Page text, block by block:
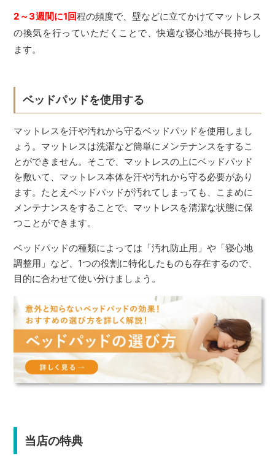
2～3週間に1回程の頻度で、壁などに立てかけてマットレス
の換気を行っていただくことで、快適な寝心地が長持ちし
ます。
ベッドパッドを使用する
マットレスを汗や汚れから守るベッドパッドを使用しまし
ょう。マットレスは洗濯など簡単にメンテナンスをするこ
とができません。そこで、マットレスの上にベッドパッド
を敷いて、マットレス本体を汗や汚れから守る必要があり
ます。たとえベッドパッドが汚れてしまっても、こまめに
メンテナンスをすることで、マットレスを清潔な状態に保
つことができます。
ベッドパッドの種類によっては「汚れ防止用」や「寝心地
調整用」など、1つの役割に特化したものも存在するので、
目的に合わせて使い分けましょう。
当店の特典